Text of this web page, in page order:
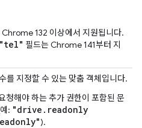
132 이상에서 지원됩니다.
"tel" 필드는 Chrome 141부터 지
를 지정할 수 있는 맞춤 객체입니다.
청해야 하는 추가 권한이 포함된 문
: "drive.readonly
).